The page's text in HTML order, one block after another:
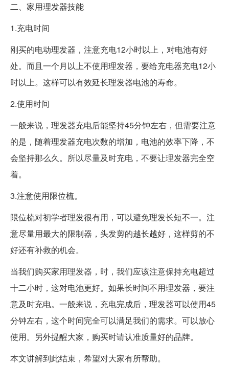
二、家用理发器技能
1.充电时间
刚买的电动理发器，注意充电12小时以上，对电池有好
处。而且一个月以上不使用理发器，要给充电器充电12小
时以上。这样可以有效延长理发器电池的寿命。
2.使用时间
一般来说，理发器充电后能坚持45分钟左右，但需要注意
的是，随着理发器充电次数的增加，电池的效率下降，不
会坚持那么久。所以尽量及时充电，不要让理发器完全空
着。
3.注意使用限位梳。
限位梳对初学者理发很有用，可以避免理发长短不一。注
意尽量用最大的限制器，头发剪的越长越好，这样剪的不
好还有补救的机会。
当我们购买家用理发器，时，我们应该注意保持充电超过
十二小时，这对电池更好。如果长时间不用理发器，要注
意及时充电。一般来说，充电完成后，理发器可以使用45
分钟左右，这个时间完全可以满足我们的需求。可以放心
使用。另外提醒大家，购买时请认准质量好的品牌。
本文讲解到此结束，希望对大家有所帮助。